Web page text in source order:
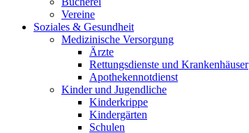
Vereine
Soziales & Gesundheit
Medizinische Versorgung
Ärzte
Rettungsdienste und Krankenhäuser
Apothekennotdienst
Kinder und Jugendliche
Kinderkrippe
Kindergärten
Schulen